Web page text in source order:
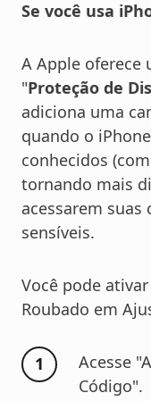
Se você usa
A Apple oferece
"Proteção de
adiciona uma
quando o
conhecidos
tornando mais
acessarem suas
sensíveis.
Você pode
Roubado em
Acesse
Código".